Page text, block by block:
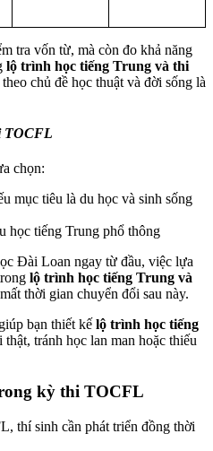
tra vốn từ, mà còn đo khả năng
lộ trình học tiếng Trung và thi
chủ đề học thuật và đời sống là
TOCFL
chọn:
mục tiêu là du học và sinh sống
học tiếng Trung phổ thông
Đài Loan ngay từ đầu, việc lựa
lộ trình học tiếng Trung và
thời gian chuyển đổi sau này.
bạn thiết kế lộ trình học tiếng
thật, tránh học lan man hoặc thiếu
kỳ thi TOCFL
thí sinh cần phát triển đồng thời